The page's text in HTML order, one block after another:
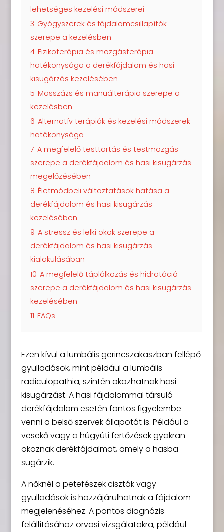
lehetséges kezelési módszerei
3 Gyógyszerek és fájdalomcsillapítók
szerepe a kezelésben
4 Fizikoterápia és mozgásterápia
hatékonysága a derékfájdalom és hasi
kisugárzás kezelésében
5 Masszázs és manuálterápia szerepe a
kezelésben
6 Alternatív terápiák és kezelési módszerek
hatékonysága
7 A megfelelő testtartás és testmozgás
szerepe a derékfájdalom és hasi kisugárzás
megelőzésében
8 Életmódbeli változtatások hatása a
derékfájdalom és hasi kisugárzás
kezelésében
9 A stressz és lelki okok szerepe a
derékfájdalom és hasi kisugárzás
kialakulásában
10 A megfelelő táplálkozás és hidratáció
szerepe a derékfájdalom és hasi kisugárzás
kezelésében
11 FAQs
Ezen kívül a lumbális gerincszakaszban fellépő
gyulladások, mint például a lumbális
radiculopathia, szintén okozhatnak hasi
kisugárzást. A hasi fájdalommal társuló
derékfájdalom esetén fontos figyelembe
venni a belső szervek állapotát is. Például a
vesekő vagy a húgyúti fertőzések gyakran
okoznak derékfájdalmat, amely a hasba
sugárzik.
A nőknél a petefészek ciszták vagy
gyulladások is hozzájárulhatnak a fájdalom
megjelenéséhez. A pontos diagnózis
felállításához orvosi vizsgálatokra, például